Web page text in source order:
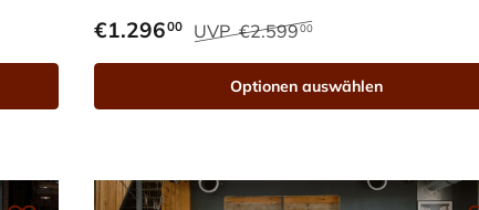
€1.29600 UVP €2.59900
Optionen auswählen